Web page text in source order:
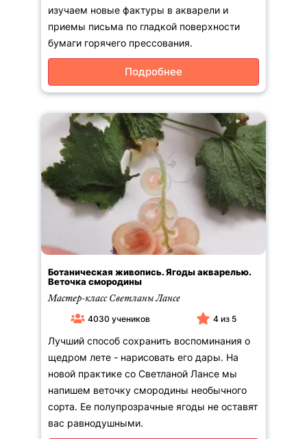
изучаем новые фактуры в акварели и
приемы письма по гладкой поверхности
бумаги горячего прессования.
Подробнее
Ботаническая живопись. Ягоды акварелью.
Веточка смородины
Мастер-класс Светланы Лансе
4030 учеников 4 из 5
Лучший способ сохранить воспоминания о
щедром лете - нарисовать его дары. На
новой практике со Светланой Лансе мы
напишем веточку смородины необычного
сорта. Ее полупрозрачные ягоды не оставят
вас равнодушными.